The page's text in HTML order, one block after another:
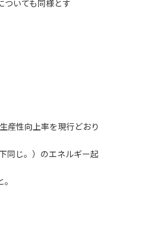
ついても同様とす
産性向上率を現行どおり
同じ。）のエネルギー起